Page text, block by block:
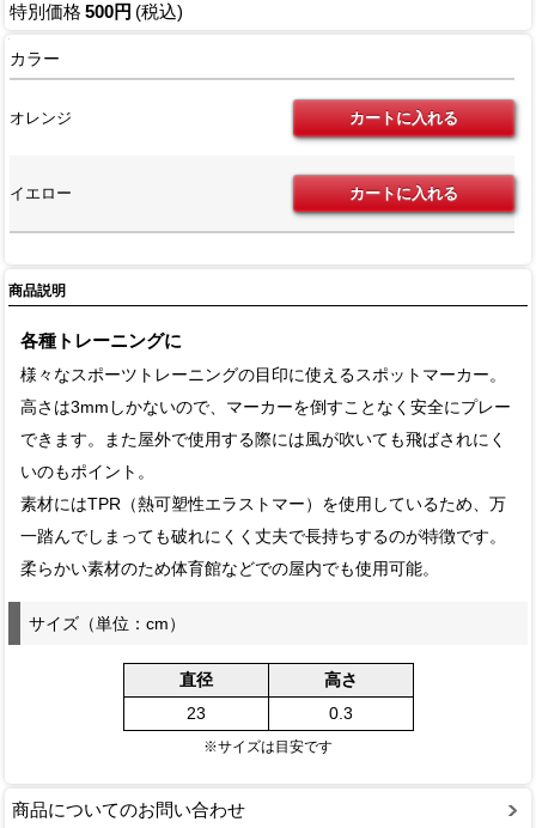
特別価格 500円 (税込)
カラー
オレンジ
イエロー
商品説明
各種トレーニングに
様々なスポーツトレーニングの目印に使えるスポットマーカー。
高さは3mmしかないので、マーカーを倒すことなく安全にプレー
できます。また屋外で使用する際には風が吹いても飛ばされにく
いのもポイント。
素材にはTPR（熱可塑性エラストマー）を使用しているため、万
一踏んでしまっても破れにくく丈夫で長持ちするのが特徴です。
柔らかい素材のため体育館などでの屋内でも使用可能。
サイズ（単位：cm）
直径
高さ
23
0.3
※サイズは目安です
商品についてのお問い合わせ